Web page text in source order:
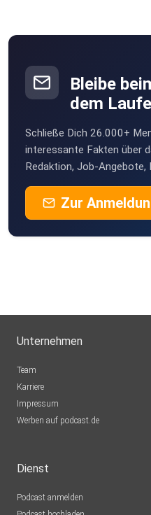
Bleibe
dem
Schließe Dich 26.000+
interessante Fakten über
Redaktion, Job-Angebote,
Zur
Unternehmen
Team
Karriere
Impressum
Werben auf podcast.de
Dienst
Podcast anmelden